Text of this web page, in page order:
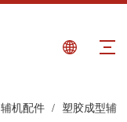
辅机配件 /
塑胶成型辅